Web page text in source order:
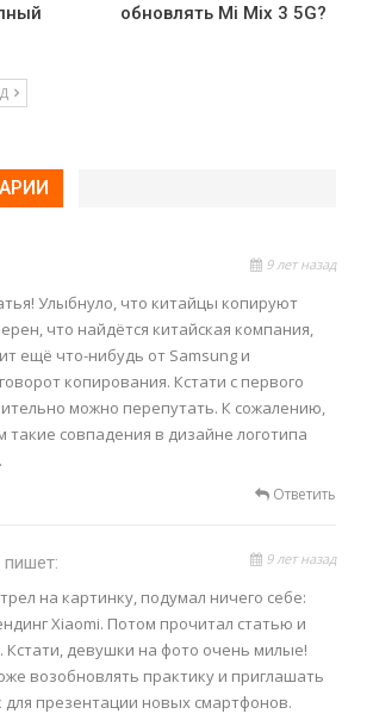
обновлять Mi Mix 3 5G?
9 лет назад
Улыбнуло, что китайцы копируют
что найдётся китайская компания,
ещё что-нибудь от Samsung и
копирования. Кстати с первого
можно перепутать. К сожалению,
совпадения в дизайне логотипа
Ответить
пишет: 9 лет назад
на картинку, подумал ничего себе:
Xiaomi. Потом прочитал статью и
Кстати, девушки на фото очень милые!
возобновлять практику и приглашать
для презентации новых смартфонов.